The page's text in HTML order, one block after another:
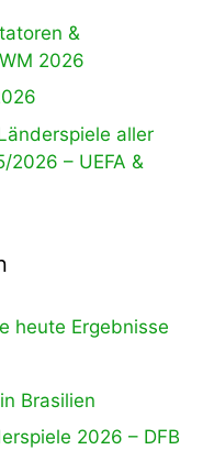
&
2026
aller
– UEFA &
heute Ergebnisse
Brasilien
2026 – DFB